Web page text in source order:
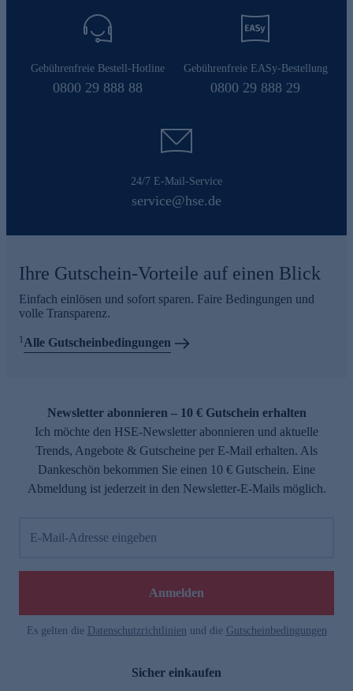
Gebührenfreie Bestell-Hotline
0800 29 888 88
Gebührenfreie EASy-Bestellung
0800 29 888 29
24/7 E-Mail-Service
service@hse.de
Ihre Gutschein-Vorteile auf einen Blick
Einfach einlösen und sofort sparen. Faire Bedingungen und
volle Transparenz.
1Alle Gutscheinbedingungen
Newsletter abonnieren – 10 € Gutschein erhalten
Ich möchte den HSE-Newsletter abonnieren und aktuelle
Trends, Angebote & Gutscheine per E-Mail erhalten. Als
Dankeschön bekommen Sie einen 10 € Gutschein. Eine
Abmeldung ist jederzeit in den Newsletter-E-Mails möglich.
E-Mail-Adresse eingeben
Anmelden
Es gelten die Datenschutzrichtlinien und die Gutscheinbedingungen
Sicher einkaufen